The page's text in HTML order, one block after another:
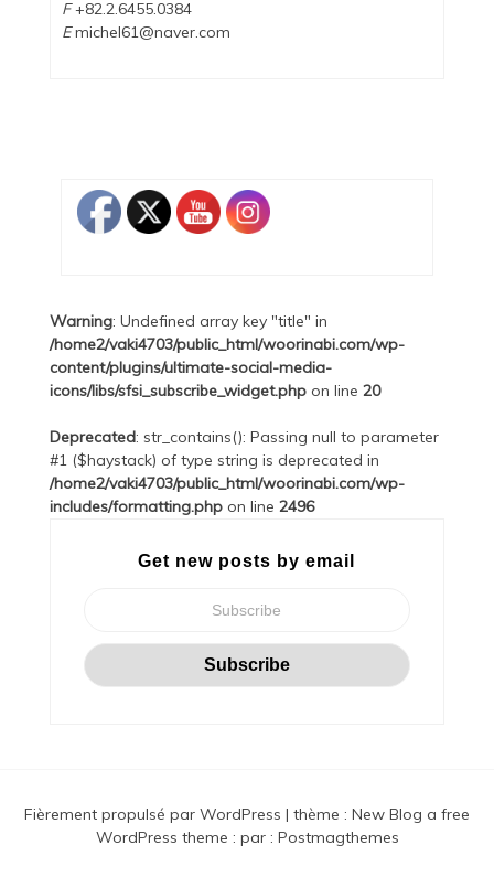
F+82.2.6455.0384
Emichel61@naver.com
Warning: Undefined array key "title" in
/home2/vaki4703/public_html/woorinabi.com/wp-
content/plugins/ultimate-social-media-
icons/libs/sfsi_subscribe_widget.phpon line 20
Deprecated: str_contains(): Passing null to parameter
#1 ($haystack) of type string is deprecated in
/home2/vaki4703/public_html/woorinabi.com/wp-
includes/formatting.phpon line 2496
Get new posts by email
Fièrement propulsé par WordPress | thème : New Blog a free
WordPress theme : par : Postmagthemes